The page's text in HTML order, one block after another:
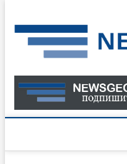
to
content